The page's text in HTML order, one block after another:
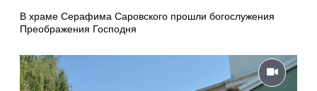
В храме Серафима Саровского прошли богослужения
Преображения Господня